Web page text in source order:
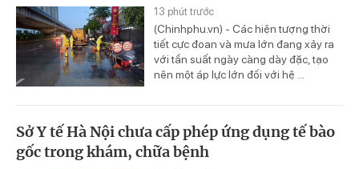
13 phút trước
(Chinhphu.vn) - Các hiện tượng thời
tiết cực đoan và mưa lớn đang xảy ra
với tần suất ngày càng dày đặc, tạo
nên một áp lực lớn đối với hệ ...
Sở Y tế Hà Nội chưa cấp phép ứng dụng tế bào
gốc trong khám, chữa bệnh